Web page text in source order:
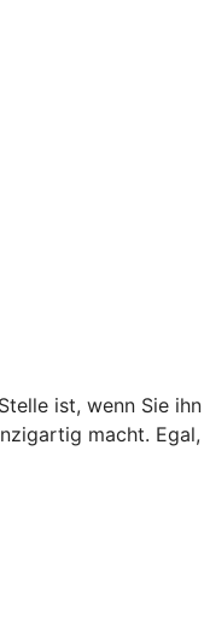
ist, wenn Sie ihn
macht. Egal,